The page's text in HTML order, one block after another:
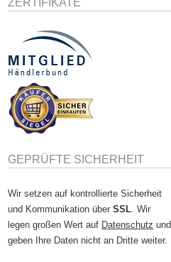
ZERTIFIKATE
GEPRÜFTE SICHERHEIT
Wir setzen auf kontrollierte Sicherheit
und Kommunikation überSSL. Wir
legen großen Wert auf Datenschutz und
geben Ihre Daten nicht an Dritte weiter.